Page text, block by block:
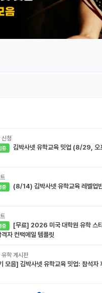
신청
중 김박사넷 유학교육 밋업 (8/29, 오
중 (8/14) 김박사넷 유학교육 레벨업
중
자 컨택메일 템플릿
유학 게시판
모음] 김박사넷 유학교육 밋업: 참석자